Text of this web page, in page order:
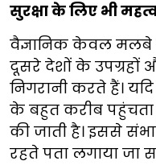
सुरक्षा के लिए भी
वैज्ञानिक केवल मलबे
दूसरे देशों के उपग्रहों
निगरानी करते हैं।
के बहुत करीब पहुंचता
की जाती है। इससे
रहते पता लगाया जा